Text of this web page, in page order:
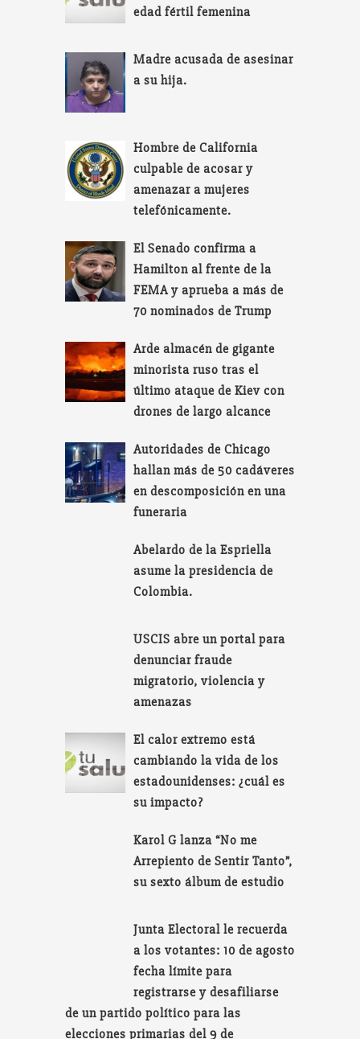
edad fértil femenina
Madre acusada de asesinar
a su hija.
Hombre de California
culpable de acosar y
amenazar a mujeres
telefónicamente.
El Senado confirma a
Hamilton al frente de la
FEMA y aprueba a más de
70 nominados de Trump
Arde almacén de gigante
minorista ruso tras el
último ataque de Kiev con
drones de largo alcance
Autoridades de Chicago
hallan más de 50 cadáveres
en descomposición en una
funeraria
Abelardo de la Espriella
asume la presidencia de
Colombia.
USCIS abre un portal para
denunciar fraude
migratorio, violencia y
amenazas
El calor extremo está
cambiando la vida de los
estadounidenses: ¿cuál es
su impacto?
Karol G lanza “No me
Arrepiento de Sentir Tanto”,
su sexto álbum de estudio
Junta Electoral le recuerda
a los votantes: 10 de agosto
fecha límite para
registrarse y desafiliarse
de un partido político para las
elecciones primarias del 9 de